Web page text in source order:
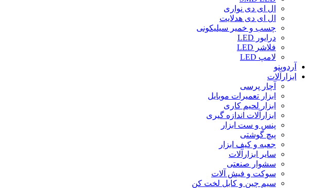
ال ای دی نواری
ال ای دی هدلایت
چسب و خمیر سیلیکونی
درایور LED
فلاشر LED
لامپ LED
آردوینو
ابزارآلات
آچار پرسی
ابزار تعمیرات موبایل
ابزار لحیم کاری
ابزارآلات اندازه گیری
پنس و ست ابزار
پیچ گوشتی
جعبه و کیف ابزار
سایر ابزارآلات
سشوار صنعتی
سوکت و فیش آلات
سیم چین و کابل لخت کن